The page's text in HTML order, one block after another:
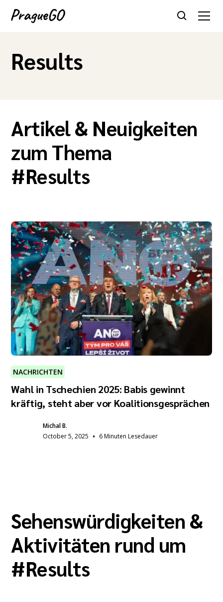
Results
Artikel & Neuigkeiten
zum Thema
#Results
NACHRICHTEN
Wahl in Tschechien 2025: Babis gewinnt
kräftig, steht aber vor Koalitionsgesprächen
Michal B.
October 5, 2025 • 6 Minuten Lesedauer
Sehenswürdigkeiten &
Aktivitäten rund um
#Results